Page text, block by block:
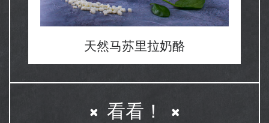
天然马苏里拉奶酪
看看！